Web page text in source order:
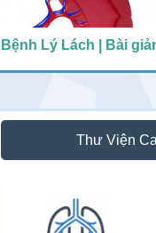
Bệnh Lý Lách | Bài
Thư Viện